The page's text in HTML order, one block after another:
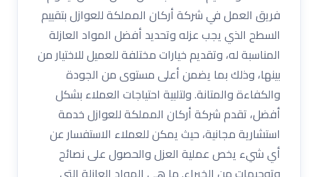
فريق العمل في شركة أركان المملكة للعوازل بتقييم
السطح الذي يجب عزله وتحديد أفضل المواد العازلة
المناسبة له، وتقديم خيارات مختلفة للعميل للاختيار من
بينها، وذلك بما يضمن أعلى مستوى من الجودة
والكفاءة والمتانة. ولتلبية احتياجات العملاء بشكل
أفضل، تقدم شركة أركان المملكة للعوازل خدمة
استشارية مجانية، حيث يمكن للعملاء الاستفسار عن
أي شيء يخص عملية العزل والحصول على نصائح